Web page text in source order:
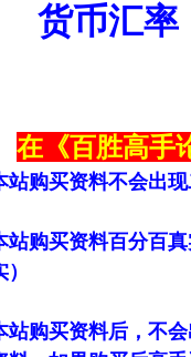
货币汇率
在《百胜高手
站购买资料不会出
站购买资料百分百
站购买资料后，不